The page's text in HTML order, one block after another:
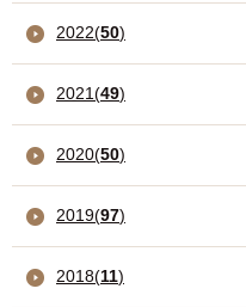
2022(50)
2021(49)
2020(50)
2019(97)
2018(11)